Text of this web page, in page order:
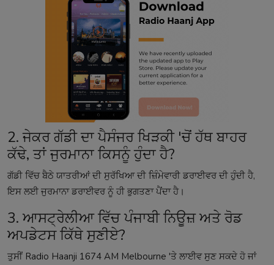
2. ਜੇਕਰ ਗੱਡੀ ਦਾ ਪੈਸੰਜਰ ਖਿੜਕੀ 'ਚੋਂ ਹੱਥ ਬਾਹਰ
ਕੱਢੇ, ਤਾਂ ਜੁਰਮਾਨਾ ਕਿਸਨੂੰ ਹੁੰਦਾ ਹੈ?
ਗੱਡੀ ਵਿੱਚ ਬੈਠੇ ਯਾਤਰੀਆਂ ਦੀ ਸੁਰੱਖਿਆ ਦੀ ਜ਼ਿੰਮੇਵਾਰੀ ਡਰਾਈਵਰ ਦੀ ਹੁੰਦੀ ਹੈ,
ਇਸ ਲਈ ਜੁਰਮਾਨਾ ਡਰਾਈਵਰ ਨੂੰ ਹੀ ਭੁਗਤਣਾ ਪੈਂਦਾ ਹੈ।
3. ਆਸਟ੍ਰੇਲੀਆ ਵਿੱਚ ਪੰਜਾਬੀ ਨਿਊਜ਼ ਅਤੇ ਰੋਡ
ਅਪਡੇਟਸ ਕਿੱਥੇ ਸੁਣੀਏ?
ਤੁਸੀਂ Radio Haanji 1674 AM Melbourne 'ਤੇ ਲਾਈਵ ਸੁਣ ਸਕਦੇ ਹੋ ਜਾਂ